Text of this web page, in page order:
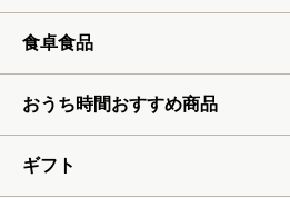
食卓食品
おうち時間おすすめ商品
ギフト